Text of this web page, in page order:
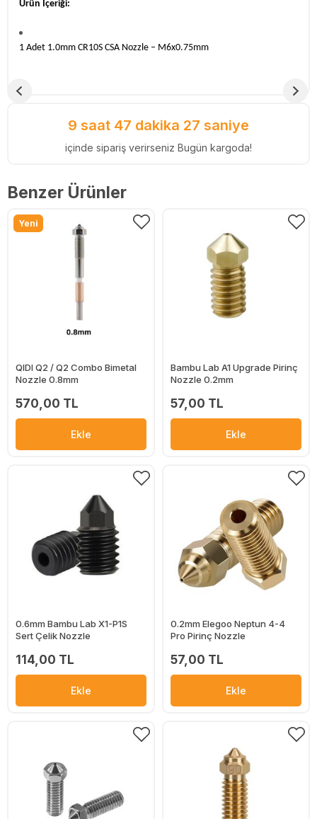
Ürün İçeriği:
1 Adet 1.0mm CR10S CSA Nozzle – M6x0.75mm
9 saat 47 dakika 26 saniye
içinde sipariş verirseniz Bugün kargoda!
Benzer Ürünler
Yeni
QIDI Q2 / Q2 Combo Bimetal
Nozzle 0.8mm
570,00 TL
Ekle
Bambu Lab A1 Upgrade Pirinç
Nozzle 0.2mm
57,00 TL
Ekle
0.6mm Bambu Lab X1-P1S
Sert Çelik Nozzle
114,00 TL
Ekle
0.2mm Elegoo Neptun 4-4
Pro Pirinç Nozzle
57,00 TL
Ekle